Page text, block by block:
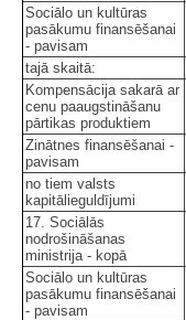
Sociālo un kultūras
pasākumu finansēšanai
- pavisam
tajā skaitā:
Kompensācija sakarā ar
cenu paaugstināšanu
pārtikas produktiem
Zinātnes finansēšanai -
pavisam
no tiem valsts
kapitālieguldījumi
17. Sociālās
nodrošināšanas
ministrija - kopā
Sociālo un kultūras
pasākumu finansēšanai
- pavisam